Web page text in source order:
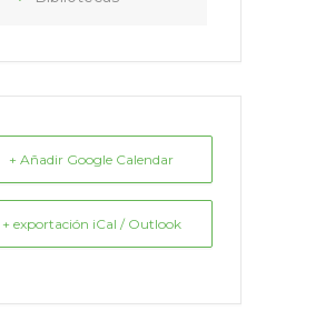
+ Añadir Google Calendar
+ exportación iCal / Outlook